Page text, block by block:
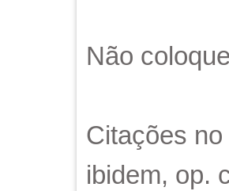
Não
Citações
ibidem, op.